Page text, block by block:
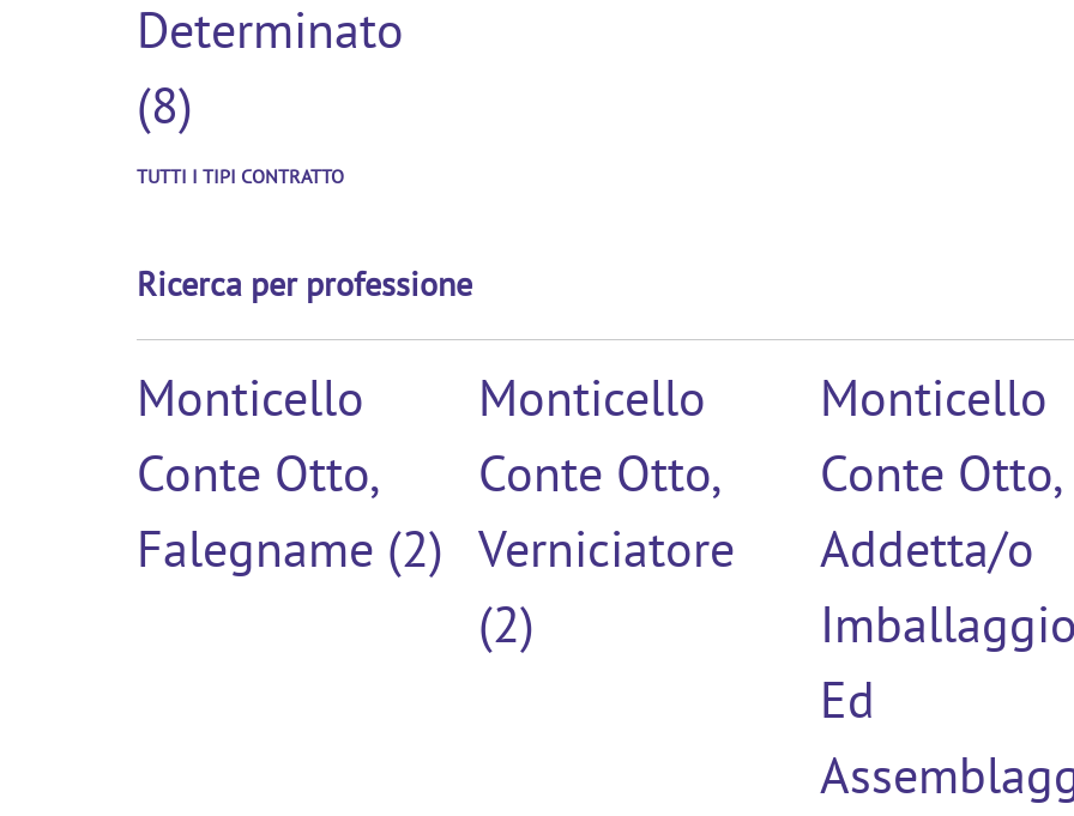
Determinato
(8)
TUTTI I TIPI CONTRATTO
Ricerca per professione
Monticello
Conte Otto,
Falegname (2)
Monticello
Conte Otto,
Verniciatore
(2)
Monticello
Conte Otto,
Addetta/o
Ed